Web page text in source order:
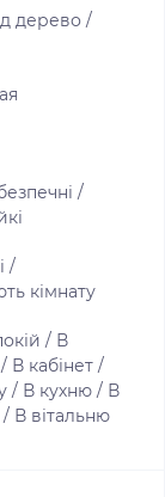
дерево /
/
/
кімнату
/ В
В кабінет /
/ В кухню / В
В вітальню